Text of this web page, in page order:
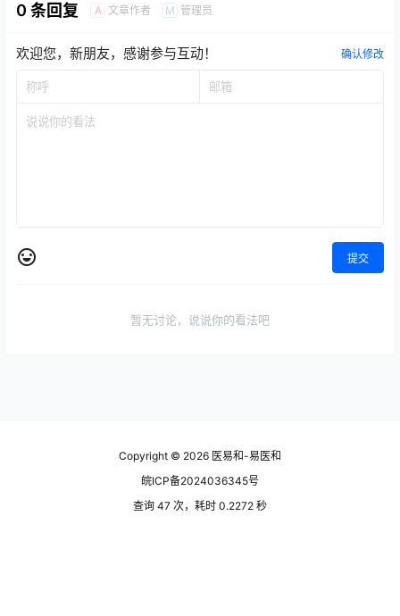
0 条回复 A 文章作者 M 管理员
欢迎您，新朋友，感谢参与互动！ 确认修改
提交
暂无讨论，说说你的看法吧
Copyright © 2026 医易和-易医和
皖ICP备2024036345号
查询 47 次，耗时 0.2272 秒